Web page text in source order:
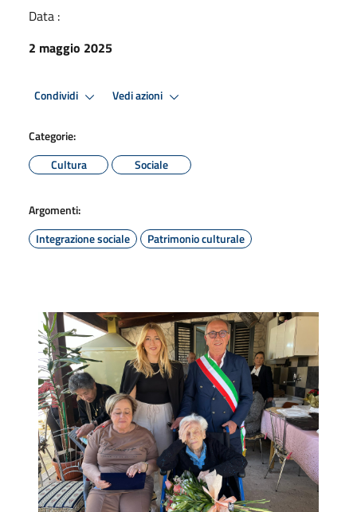
Data :
2 maggio 2025
Condividi Vedi azioni
Categorie:
Cultura
Sociale
Argomenti:
Integrazione sociale
Patrimonio culturale